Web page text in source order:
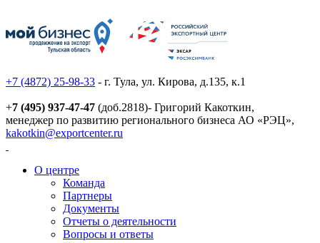
+7 (4872) 25-98-33 - г. Тула, ул. Кирова, д.135, к.1
+7 (495) 937-47-47 (доб.2818)- Григорий Какоткин,
менеджер по развитию регионального бизнеса АО «РЭЦ»,
kakotkin@exportcenter.ru
О центре
Команда
Партнеры
Документы
Отчеты о деятельности
Вопросы и ответы